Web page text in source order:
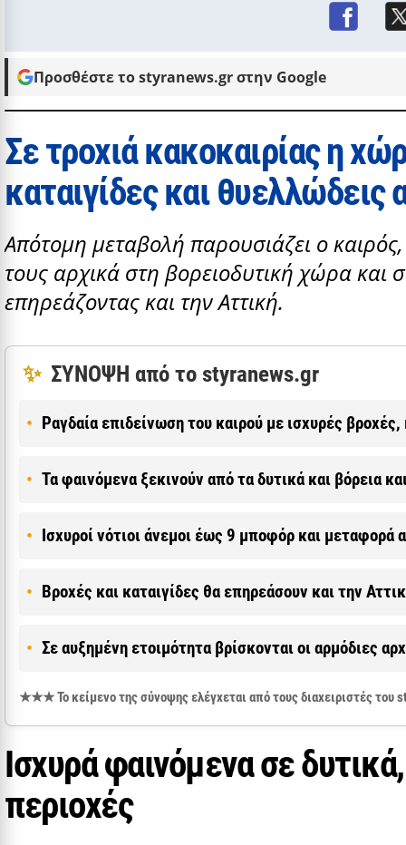
Προσθέστε το styranews.gr στην Google
Σε τροχιά κακοκαιρίας η
καταιγίδες και θυελλώδεις
Απότομη μεταβολή παρουσιάζει ο
τους αρχικά στη βορειοδυτική χώρα και
επηρεάζοντας και την Αττική.
✨ ΣΥΝΟΨΗ από το styranews.gr
Ραγδαία επιδείνωση του καιρού με ισχυρές
Τα φαινόμενα ξεκινούν από τα δυτικά και βόρεια
Ισχυροί νότιοι άνεμοι έως 9 μποφόρ και
Βροχές και καταιγίδες θα επηρεάσουν και την
Σε αυξημένη ετοιμότητα βρίσκονται οι αρμόδιες
★★★ Το κείμενο της σύνοψης ελέγχεται από τους διαχειριστές
Ισχυρά φαινόμενα σε
περιοχές